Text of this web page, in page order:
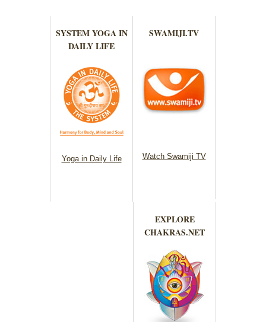
SYSTEM YOGA IN
DAILY LIFE
Yoga in Daily Life
SWAMIJI.TV
Watch Swamiji TV
EXPLORE
CHAKRAS.NET